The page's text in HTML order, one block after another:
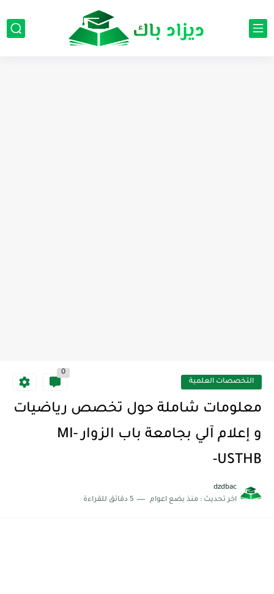
التخصصات العلمية
0
معلومات شاملة حول تخصص رياضيات
و إعلام آلي بجامعة باب الزوار -MI
USTHB-
dzdbac
اخر تحديث : منذ بضع اعوام 5 دقائق للقراءة